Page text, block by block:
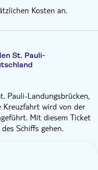
Kosten an.
St. Pauli-
Pauli-Landungsbrücken,
Kreuzfahrt wird von der
Mit diesem Ticket
Schiffs gehen.